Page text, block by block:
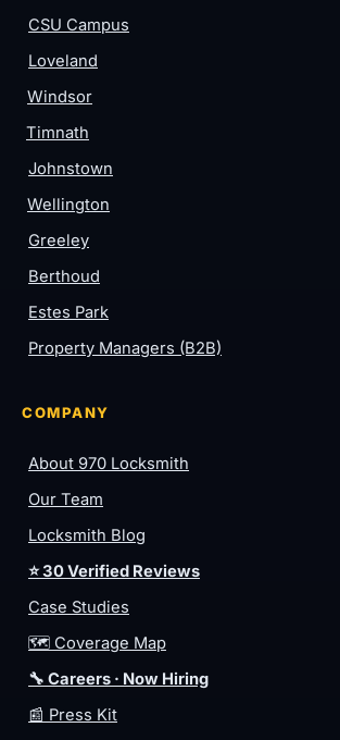
CSU Campus
Loveland
Windsor
Timnath
Johnstown
Wellington
Greeley
Berthoud
Estes Park
Property Managers (B2B)
COMPANY
About 970 Locksmith
Our Team
Locksmith Blog
⭐ 30 Verified Reviews
Case Studies
🗺️ Coverage Map
🔧 Careers · Now Hiring
📰 Press Kit